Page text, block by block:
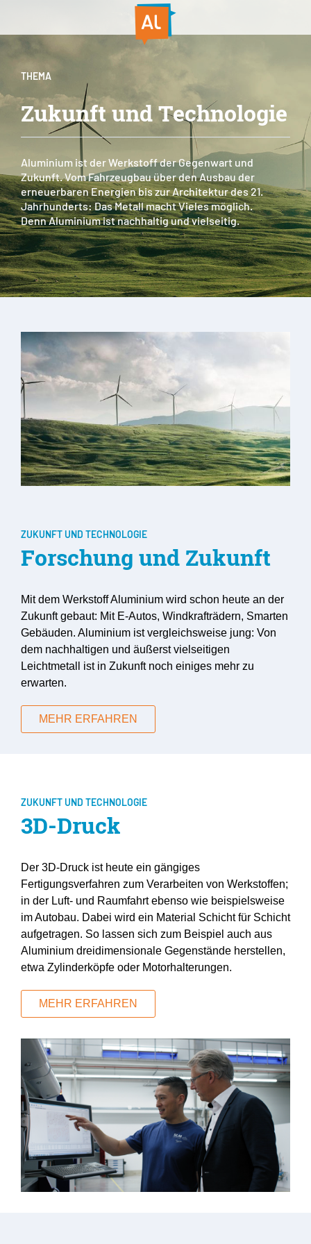
THEMA
Zukunft und Technologie
Aluminium ist der Werkstoff der Gegenwart und
Zukunft. Vom Fahrzeugbau über den Ausbau der
erneuerbaren Energien bis zur Architektur des 21.
Jahrhunderts: Das Metall macht Vieles möglich.
Denn Aluminium ist nachhaltig und vielseitig.
ZUKUNFT UND TECHNOLOGIE
Forschung und Zukunft
Mit dem Werkstoff Aluminium wird schon heute an der
Zukunft gebaut: Mit E-Autos, Windkrafträdern, Smarten
Gebäuden. Aluminium ist vergleichsweise jung: Von
dem nachhaltigen und äußerst vielseitigen
Leichtmetall ist in Zukunft noch einiges mehr zu
erwarten.
MEHR ERFAHREN
ZUKUNFT UND TECHNOLOGIE
3D-Druck
Der 3D-Druck ist heute ein gängiges
Fertigungsverfahren zum Verarbeiten von Werkstoffen;
in der Luft- und Raumfahrt ebenso wie beispielsweise
im Autobau. Dabei wird ein Material Schicht für Schicht
aufgetragen. So lassen sich zum Beispiel auch aus
Aluminium dreidimensionale Gegenstände herstellen,
etwa Zylinderköpfe oder Motorhalterungen.
MEHR ERFAHREN